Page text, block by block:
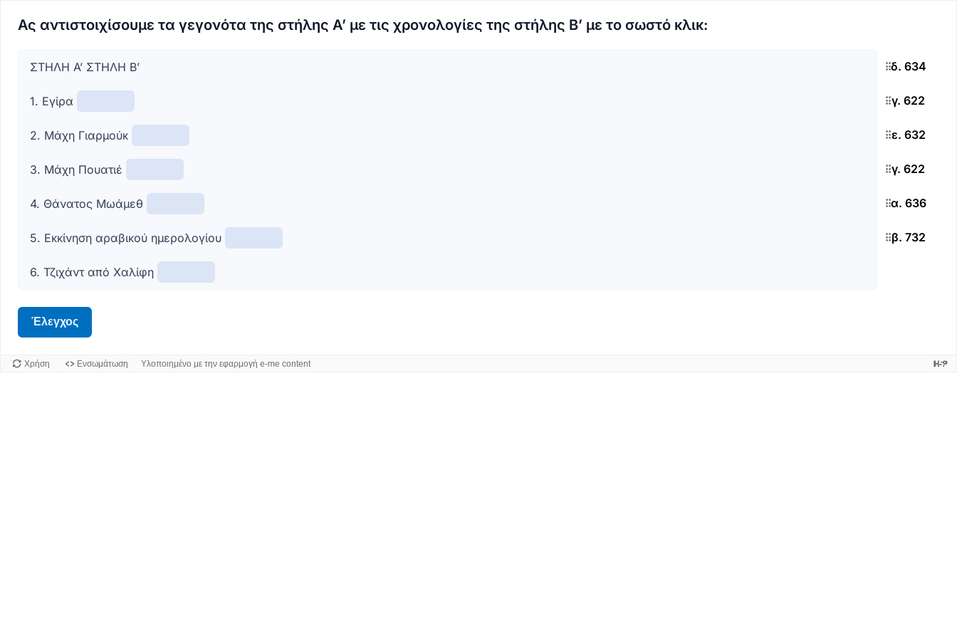
Ας αντιστοιχίσουμε τα γεγονότα της στήλης Α’ με τις χρονολογίες της στήλης Β’ με το σωστό κλικ:
ΣΤΗΛΗ Α’ ΣΤΗΛΗ Β’
1. Εγίρα
2. Μάχη Γιαρμούκ
3. Μάχη Πουατιέ
4. Θάνατος Μωάμεθ
5. Εκκίνηση αραβικού ημερολογίου
6. Τζιχάντ από Χαλίφη
δ. 634
γ. 622
ε. 632
γ. 622
α. 636
β. 732
Έλεγχος
Χρήση Ενσωμάτωση Υλοποιημένο με την εφαρμογή e-me content